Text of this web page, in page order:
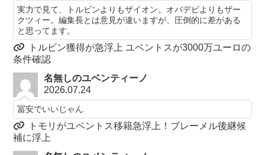
実力で見て、トルビンよりもザイオン。オバデビよりもザー
クツィー。編集長とは意見が違いますが、圧倒的に差がある
と思ってます。
トルビン獲得が急浮上 ユベントスが3000万ユーロの
条件確認
名無しのユベンティーノ
2026.07.24
冨安でいいじゃん
トモリがユベントス移籍急浮上！ブレーメル後継候
補に浮上